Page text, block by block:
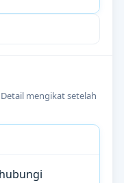
mengikat setelah